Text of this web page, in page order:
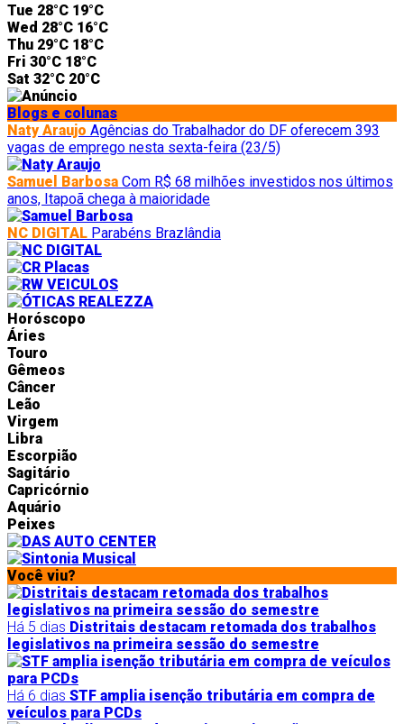
Tue 28°C 19°C
Wed 28°C 16°C
Thu 29°C 18°C
Fri 30°C 18°C
Sat 32°C 20°C
Blogs e colunas
Naty Araujo Agências do Trabalhador do DF oferecem 393
vagas de emprego nesta sexta-feira (23/5)
Samuel Barbosa Com R$ 68 milhões investidos nos últimos
anos, Itapoã chega à maioridade
NC DIGITAL Parabéns Brazlândia
Horóscopo
Áries
Touro
Gêmeos
Câncer
Leão
Virgem
Libra
Escorpião
Sagitário
Capricórnio
Aquário
Peixes
Você viu?
Há 5 dias Distritais destacam retomada dos trabalhos
legislativos na primeira sessão do semestre
Há 6 dias STF amplia isenção tributária em compra de
veículos para PCDs